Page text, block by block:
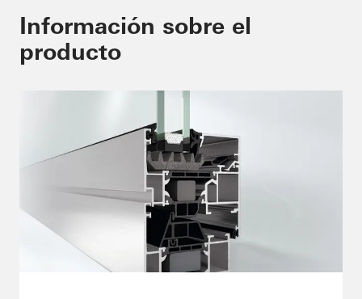
Información sobre el
producto